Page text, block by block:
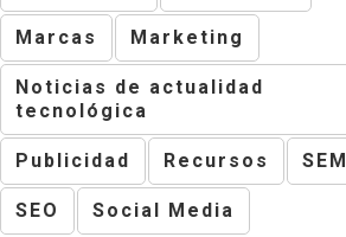
Marcas Marketing
Noticias de actualidad
tecnológica
Publicidad Recursos SEM
SEO Social Media